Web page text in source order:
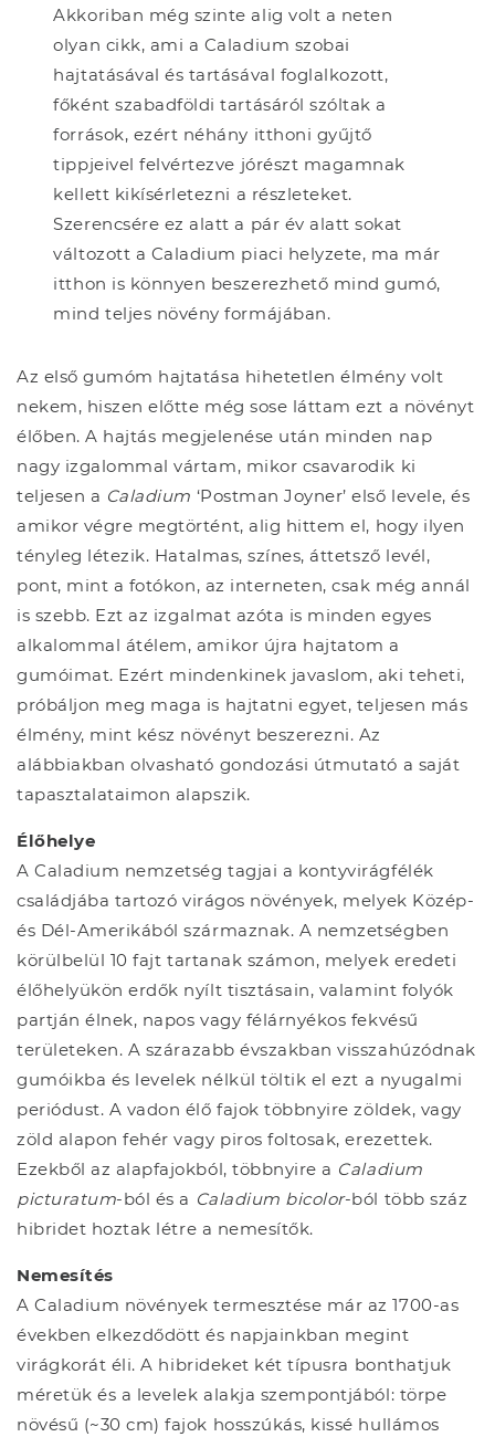
Akkoriban még szinte alig volt a neten
olyan cikk, ami a Caladium szobai
hajtatásával és tartásával foglalkozott,
főként szabadföldi tartásáról szóltak a
források, ezért néhány itthoni gyűjtő
tippjeivel felvértezve jórészt magamnak
kellett kikísérletezni a részleteket.
Szerencsére ez alatt a pár év alatt sokat
változott a Caladium piaci helyzete, ma már
itthon is könnyen beszerezhető mind gumó,
mind teljes növény formájában.
Az első gumóm hajtatása hihetetlen élmény volt
nekem, hiszen előtte még sose láttam ezt a növényt
élőben. A hajtás megjelenése után minden nap
nagy izgalommal vártam, mikor csavarodik ki
teljesen a Caladium ‘Postman Joyner’ első levele, és
amikor végre megtörtént, alig hittem el, hogy ilyen
tényleg létezik. Hatalmas, színes, áttetsző levél,
pont, mint a fotókon, az interneten, csak még annál
is szebb. Ezt az izgalmat azóta is minden egyes
alkalommal átélem, amikor újra hajtatom a
gumóimat. Ezért mindenkinek javaslom, aki teheti,
próbáljon meg maga is hajtatni egyet, teljesen más
élmény, mint kész növényt beszerezni. Az
alábbiakban olvasható gondozási útmutató a saját
tapasztalataimon alapszik.
Élőhelye
A Caladium nemzetség tagjai a kontyvirágfélék
családjába tartozó virágos növények, melyek Közép-
és Dél-Amerikából származnak. A nemzetségben
körülbelül 10 fajt tartanak számon, melyek eredeti
élőhelyükön erdők nyílt tisztásain, valamint folyók
partján élnek, napos vagy félárnyékos fekvésű
területeken. A szárazabb évszakban visszahúzódnak
gumóikba és levelek nélkül töltik el ezt a nyugalmi
periódust. A vadon élő fajok többnyire zöldek, vagy
zöld alapon fehér vagy piros foltosak, erezettek.
Ezekből az alapfajokból, többnyire a Caladium
picturatum-ból és a Caladium bicolor-ból több száz
hibridet hoztak létre a nemesítők.
Nemesítés
A Caladium növények termesztése már az 1700-as
években elkezdődött és napjainkban megint
virágkorát éli. A hibrideket két típusra bonthatjuk
méretük és a levelek alakja szempontjából: törpe
növésű (~30 cm) fajok hosszúkás, kissé hullámos